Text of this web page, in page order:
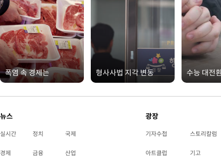
폭염 속 경제는 형사사법 지각 변동 수능 대전
뉴스
실시간 정치 국제
경제 금융 산업
광장
기자수첩 스토리칼럼
아트클럽 기고